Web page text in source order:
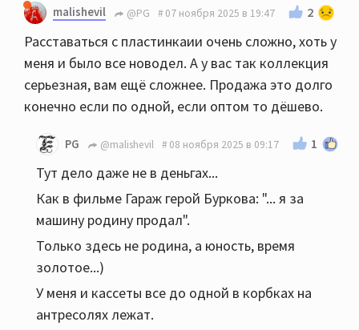
malishevil @PG 07 ноября 2025 в 19:47 2
Расставаться с пластинкаии очень сложно, хоть у
меня и было все новодел. А у вас так коллекция
серьезная, вам ещё сложнее. Продажа это долго
конечно если по одной, если оптом то дёшево.
PG @malishevil 08 ноября 2025 в 09:17 1
Тут дело даже не в деньгах...
Как в фильме Гараж герой Буркова: "... я за
машину родину продал".
Только здесь не родина, а юность, время
золотое...)
У меня и кассеты все до одной в корбках на
антресолях лежат.